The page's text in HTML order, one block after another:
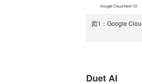
図1：Google
Duet AI